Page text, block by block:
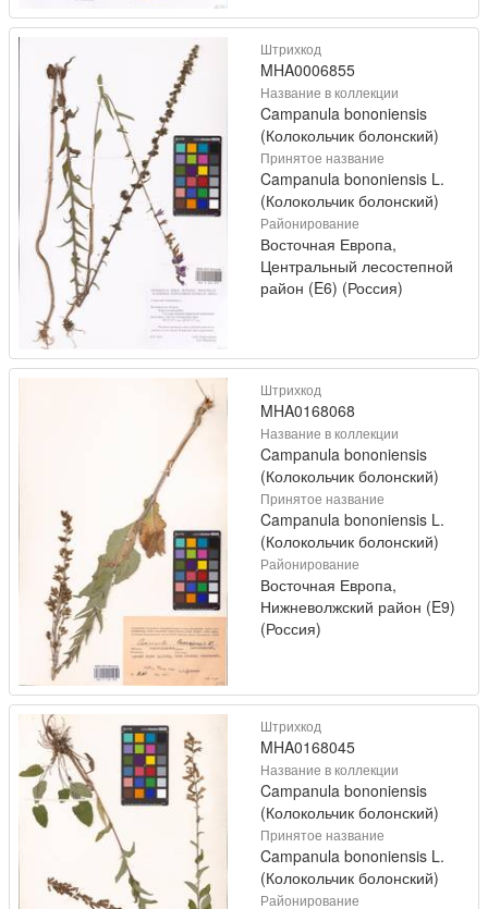
Штрихкод
MHA0006855
Название в коллекции
Campanula bononiensis
(Колокольчик болонский)
Принятое название
Campanula bononiensis L.
(Колокольчик болонский)
Районирование
Восточная Европа,
Центральный лесостепной
район (E6) (Россия)
Штрихкод
MHA0168068
Название в коллекции
Campanula bononiensis
(Колокольчик болонский)
Принятое название
Campanula bononiensis L.
(Колокольчик болонский)
Районирование
Восточная Европа,
Нижневолжский район (E9)
(Россия)
Штрихкод
MHA0168045
Название в коллекции
Campanula bononiensis
(Колокольчик болонский)
Принятое название
Campanula bononiensis L.
(Колокольчик болонский)
Районирование